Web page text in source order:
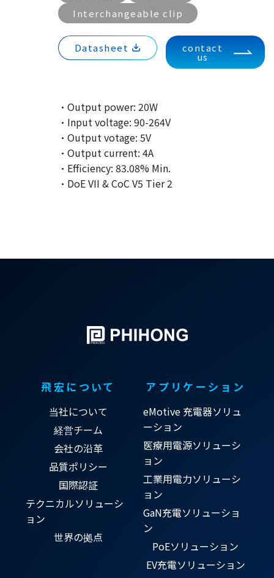
Interchangeable clip
Datasheet contact
us
·Output power: 20W
·Input voltage: 90-264V
·Output votage: 5V
·Output current: 4A
·Efficiency: 83.08% Min.
·DoE VII & CoC V5 Tier 2
飛宏について
当社について
経営チーム
会社の沿革
品質ポリシー
国際認証
テクニカルソリューシ
ョン
世界の拠点
アプリケーション
eMotive 充電器ソリュ
ーション
医療用電源ソリューシ
ョン
工業用電力ソリューシ
ョン
GaN充電ソリューショ
ン
PoEソリューション
EV充電ソリューション